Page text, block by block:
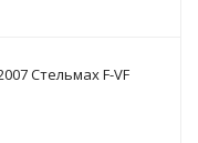
Стельмах F-VF